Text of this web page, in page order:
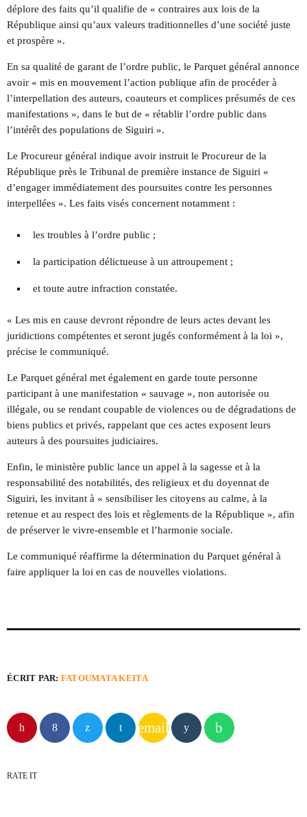
déplore des faits qu’il qualifie de « contraires aux lois de la
République ainsi qu’aux valeurs traditionnelles d’une société juste
et prospère ».
En sa qualité de garant de l’ordre public, le Parquet général annonce
avoir « mis en mouvement l’action publique afin de procéder à
l’interpellation des auteurs, coauteurs et complices présumés de ces
manifestations », dans le but de « rétablir l’ordre public dans
l’intérêt des populations de Siguiri ».
Le Procureur général indique avoir instruit le Procureur de la
République près le Tribunal de première instance de Siguiri «
d’engager immédiatement des poursuites contre les personnes
interpellées ». Les faits visés concernent notamment :
les troubles à l’ordre public ;
la participation délictueuse à un attroupement ;
et toute autre infraction constatée.
« Les mis en cause devront répondre de leurs actes devant les
juridictions compétentes et seront jugés conformément à la loi »,
précise le communiqué.
Le Parquet général met également en garde toute personne
participant à une manifestation « sauvage », non autorisée ou
illégale, ou se rendant coupable de violences ou de dégradations de
biens publics et privés, rappelant que ces actes exposent leurs
auteurs à des poursuites judiciaires.
Enfin, le ministère public lance un appel à la sagesse et à la
responsabilité des notabilités, des religieux et du doyennat de
Siguiri, les invitant à « sensibiliser les citoyens au calme, à la
retenue et au respect des lois et règlements de la République », afin
de préserver le vivre-ensemble et l’harmonie sociale.
Le communiqué réaffirme la détermination du Parquet général à
faire appliquer la loi en cas de nouvelles violations.
ÉCRIT PAR: FATOUMATA KEITA
email
RATE IT